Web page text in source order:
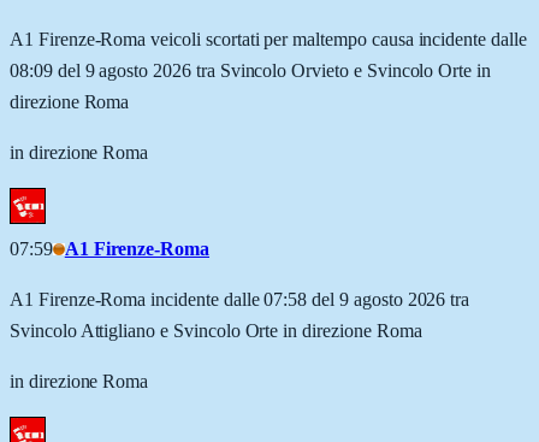
A1 Firenze-Roma veicoli scortati per maltempo causa incidente dalle
08:09 del 9 agosto 2026 tra Svincolo Orvieto e Svincolo Orte in
direzione Roma
in direzione Roma
07:59 A1 Firenze-Roma
A1 Firenze-Roma incidente dalle 07:58 del 9 agosto 2026 tra
Svincolo Attigliano e Svincolo Orte in direzione Roma
in direzione Roma